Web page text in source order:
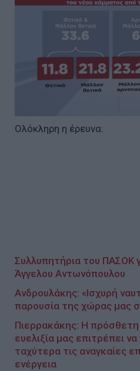
Ολόκληρη η έρευνα:
Συλλυπητήρια του ΠΑΣΟΚ
Άγγελου Αντωνόπουλου
Ανδρουλάκης: «Ισχυρή
παρουσία της χώρας μας
Πιερρακάκης: Η πρόσθετη
ευελιξία μας επιτρέπει
ταχύτερα τις αναγκαίες
ενέργεια